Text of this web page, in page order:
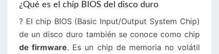
¿Qué es el chip BIOS del disco duro
? El chip BIOS (Basic Input/Output System Chip)
de un disco duro también se conoce como chip
de firmware. Es un chip de memoria no volátil